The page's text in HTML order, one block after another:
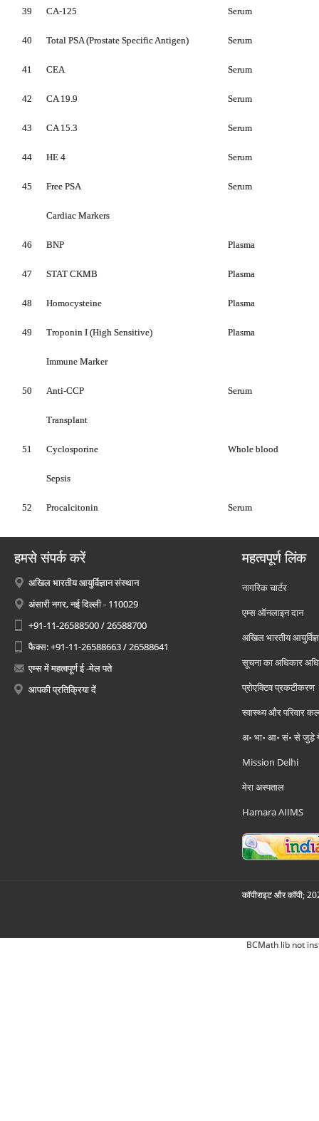
39 CA-125 Serum
40 Total PSA (Prostate Specific Antigen) Serum
41 CEA Serum
42 CA 19.9 Serum
43 CA 15.3 Serum
44 HE 4 Serum
45 Free PSA Serum
Cardiac Markers
46 BNP Plasma
47 STAT CKMB Plasma
48 Homocysteine Plasma
49 Troponin I (High Sensitive) Plasma
Immune Marker
50 Anti-CCP Serum
Transplant
51 Cyclosporine Whole blood
Sepsis
52 Procalcitonin Serum
हमसे संपर्क करें
अखिल भारतीय आयुर्विज्ञान संस्थान
अंसारी नगर, नई दिल्ली - 110029
+91-11-26588500 / 26588700
फैक्स: +91-11-26588663 / 26588641
एम्स में महत्वपूर्ण ई -मेल पते
आपकी प्रतिक्रिया दें
महत्वपूर्ण लिंक
नागरिक चार्टर
एम्स ऑनलाइन दान
अखिल भारतीय
सूचना का अधिकार
प्रोएक्टिव प्रकटीकरण
स्वास्थ्य और परिवार
अ॰ भा॰ आ॰ सं॰ से जुड़े
Mission Delhi
मेरा अस्पताल
Hamara AIIMS
कॉपीराइट और कॉपी;
BCMath lib not